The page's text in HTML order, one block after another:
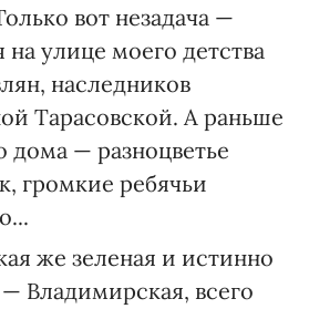
вот незадача —
улице моего детства
наследников
Тарасовской. А раньше
дома — разноцветье
громкие ребячьи
же зеленая и истинно
Владимирская, всего